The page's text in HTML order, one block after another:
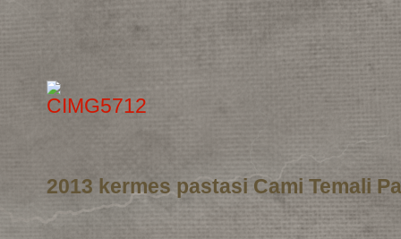
2013 kermes pastasi Cami Temali